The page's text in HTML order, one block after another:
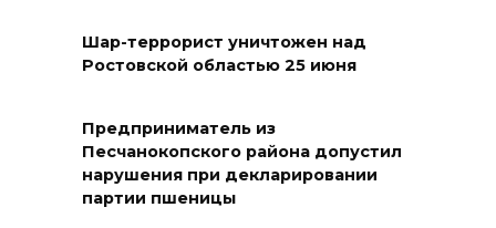
библиотекарь России»
ВСЕ КАК ЕСТЬ. Политика
Зеленского: ложь, вранье и
провокация
Шар-террорист уничтожен над
Ростовской областью 25 июня
Предприниматель из
Песчанокопского района допустил
нарушения при декларировании
партии пшеницы